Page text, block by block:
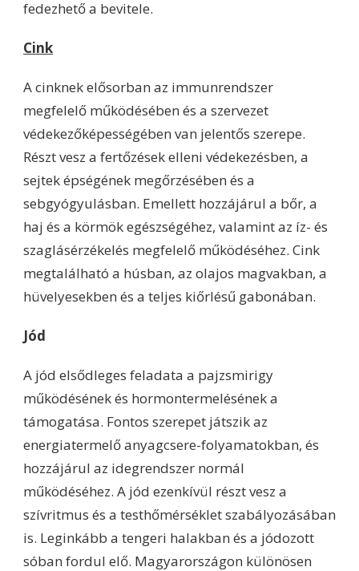
fedezhető a bevitele.
Cink
A cinknek elősorban az immunrendszer
megfelelő működésében és a szervezet
védekezőképességében van jelentős szerepe.
Részt vesz a fertőzések elleni védekezésben, a
sejtek épségének megőrzésében és a
sebgyógyulásban. Emellett hozzájárul a bőr, a
haj és a körmök egészségéhez, valamint az íz- és
szaglásérzékelés megfelelő működéséhez. Cink
megtalálható a húsban, az olajos magvakban, a
hüvelyesekben és a teljes kiőrlésű gabonában.
Jód
A jód elsődleges feladata a pajzsmirigy
működésének és hormontermelésének a
támogatása. Fontos szerepet játszik az
energiatermelő anyagcsere-folyamatokban, és
hozzájárul az idegrendszer normál
működéséhez. A jód ezenkívül részt vesz a
szívritmus és a testhőmérséklet szabályozásában
is. Leginkább a tengeri halakban és a jódozott
sóban fordul elő. Magyarországon különösen